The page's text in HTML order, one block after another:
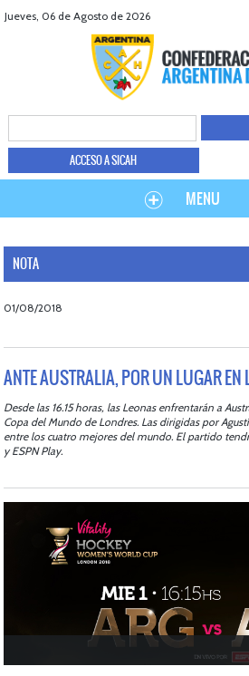
Jueves, 06 de Agosto de 2026
ACCESO A SICAH
MENU
NOTA
01/08/2018
ANTE AUSTRALIA, POR UN LUGAR
Desde las 16.15 horas, las Leonas enfrentarán a
Copa del Mundo de Londres. Las dirigidas por
entre los cuatro mejores del mundo. El partido
y ESPN Play.